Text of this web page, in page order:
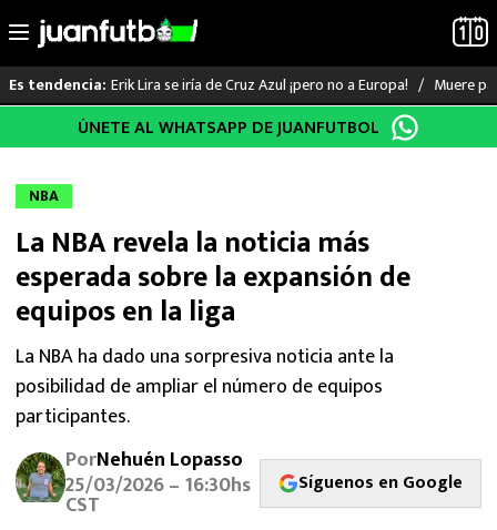
al
Es tendencia: Erik Lira se iría de Cruz Azul ¡pero no a Europa! Muere
LO ÚLTIMO
LIGA MX
RAYADOS
PUMAS
ATLANTE
SELECCIÓN MEXICANA
FUTBOL INTERNACIONAL
MEXICANOS EN EL EXTRANJERO
ÚNETE AL WHATSAPP DE JUANFUTBOL
NBA
La NBA revela la noticia más
esperada sobre la expansión de
equipos en la liga
La NBA ha dado una sorpresiva noticia ante la
posibilidad de ampliar el número de equipos
participantes.
PorNehuén Lopasso
25/03/2026 – 16:30hs
CST
Síguenos en Google